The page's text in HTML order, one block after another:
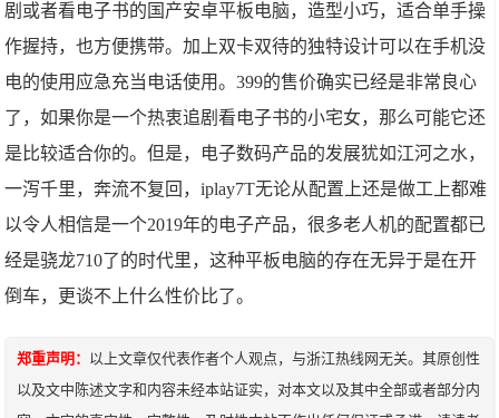
剧或者看电子书的国产安卓平板电脑，造型小巧，适合单手操
作握持，也方便携带。加上双卡双待的独特设计可以在手机没
电的使用应急充当电话使用。399的售价确实已经是非常良心
了，如果你是一个热衷追剧看电子书的小宅女，那么可能它还
是比较适合你的。但是，电子数码产品的发展犹如江河之水，
一泻千里，奔流不复回，iplay7T无论从配置上还是做工上都难
以令人相信是一个2019年的电子产品，很多老人机的配置都已
经是骁龙710了的时代里，这种平板电脑的存在无异于是在开
倒车，更谈不上什么性价比了。
郑重声明： 以上文章仅代表作者个人观点，与浙江热线网无关。其原创性
以及文中陈述文字和内容未经本站证实，对本文以及其中全部或者部分内